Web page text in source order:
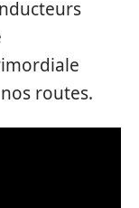
routes.